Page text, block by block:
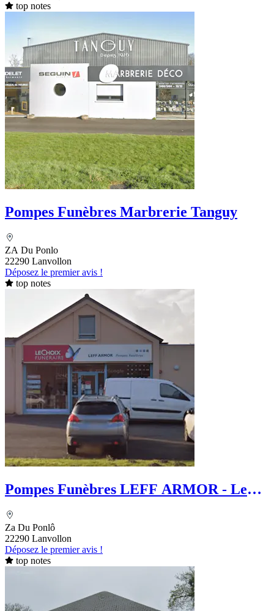
top notes
Pompes Funèbres Marbrerie Tanguy
ZA Du Ponlo
22290 Lanvollon
Déposez le premier avis !
top notes
Pompes Funèbres LEFF ARMOR - Le
Za Du Ponlô
22290 Lanvollon
Déposez le premier avis !
top notes